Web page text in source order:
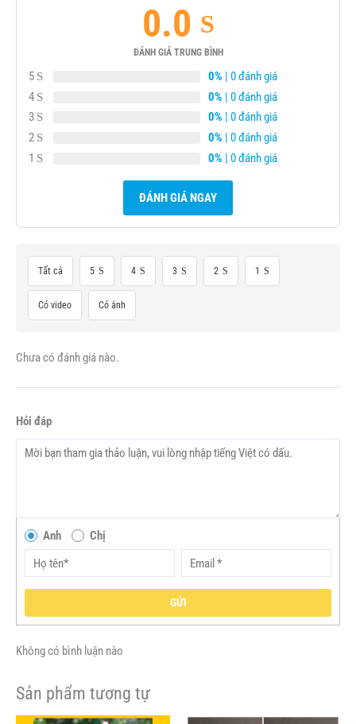
0.0
ĐÁNH GIÁ TRUNG BÌNH
5 0% | 0 đánh giá
4
0% | 0 đánh giá
3
0% | 0 đánh giá
2
0% | 0 đánh giá
1
0% | 0 đánh giá
ĐÁNH GIÁ NGAY
Tất cả 5 4 3 2 1
Có video Có ảnh
Chưa có đánh giá nào.
Hỏi đáp
Anh Chị
GỬI
Không có bình luận nào
Sản phẩm tương tự